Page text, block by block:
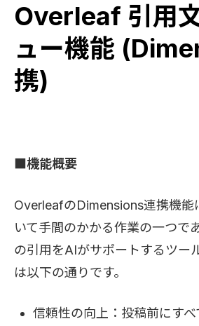
Overleaf 引用
ュー機能
携)
■機能概要
OverleafのDimensions連携機能
いて手間のかかる作業の一つで
の引用をAIがサポートするツー
は以下の通りです。
信頼性の向上：投稿前にす